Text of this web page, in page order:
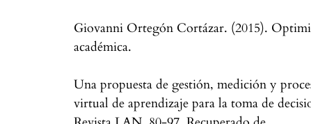
Giovanni Ortegón Cortázar. (2015).
académica.
Una propuesta de gestión, medición y
virtual de aprendizaje para la toma de